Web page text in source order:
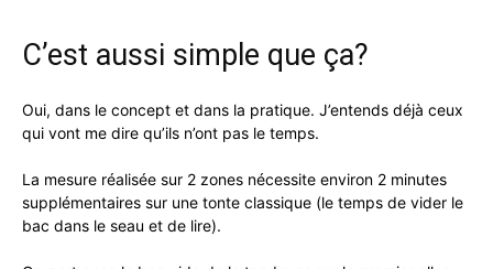
C’est aussi simple que ça?
Oui, dans le concept et dans la pratique. J’entends déjà ceux
qui vont me dire qu’ils n’ont pas le temps.
La mesure réalisée sur 2 zones nécessite environ 2 minutes
supplémentaires sur une tonte classique (le temps de vider le
bac dans le seau et de lire).